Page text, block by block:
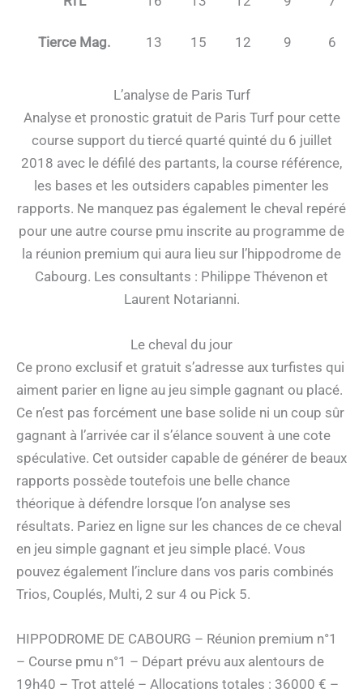
Tierce Mag. 13 15 12 9 6
L’analyse de Paris Turf
Analyse et pronostic gratuit de Paris Turf pour cette
course support du tiercé quarté quinté du 6 juillet
2018 avec le défilé des partants, la course référence,
les bases et les outsiders capables pimenter les
rapports. Ne manquez pas également le cheval repéré
pour une autre course pmu inscrite au programme de
la réunion premium qui aura lieu sur l’hippodrome de
Cabourg. Les consultants : Philippe Thévenon et
Laurent Notarianni.
Le cheval du jour
Ce prono exclusif et gratuit s’adresse aux turfistes qui
aiment parier en ligne au jeu simple gagnant ou placé.
Ce n’est pas forcément une base solide ni un coup sûr
gagnant à l’arrivée car il s’élance souvent à une cote
spéculative. Cet outsider capable de générer de beaux
rapports possède toutefois une belle chance
théorique à défendre lorsque l’on analyse ses
résultats. Pariez en ligne sur les chances de ce cheval
en jeu simple gagnant et jeu simple placé. Vous
pouvez également l’inclure dans vos paris combinés
Trios, Couplés, Multi, 2 sur 4 ou Pick 5.
HIPPODROME DE CABOURG – Réunion premium n°1
– Course pmu n°1 – Départ prévu aux alentours de
19h40 – Trot attelé – Allocations totales : 36000 € –